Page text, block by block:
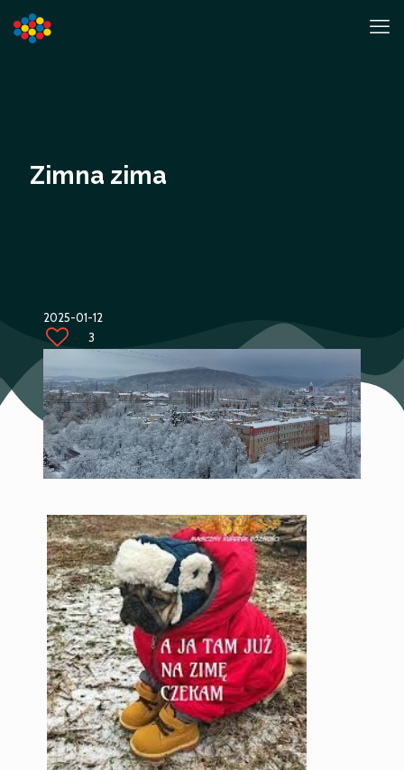
Zimna zima
2025-01-12
3